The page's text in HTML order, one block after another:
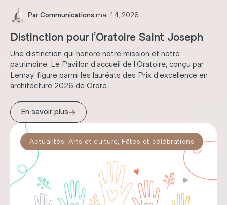
Par Communications.mai 14, 2026
Distinction pour l’Oratoire Saint Joseph
Une distinction qui honore notre mission et notre
patrimoine. Le Pavillon d’accueil de l’Oratoire, conçu par
Lemay, figure parmi les lauréats des Prix d’excellence en
architecture 2026 de Ordre...
En savoir plus→
Actualités,Arts et culture, Fêtes et célébrations